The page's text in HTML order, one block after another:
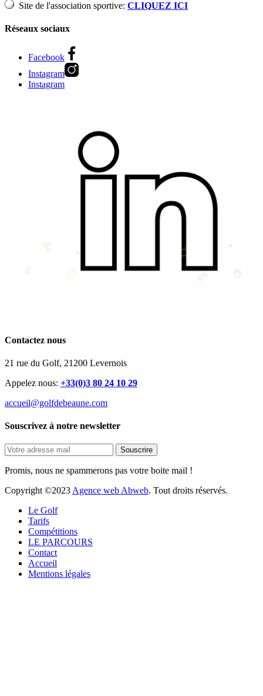
Site de l'association sportive: CLIQUEZ ICI
Réseaux sociaux
Facebook
Instagram
Instagram
Contactez nous
21 rue du Golf, 21200 Levernois
Appelez nous: +33(0)3 80 24 10 29
accueil@golfdebeaune.com
Souscrivez à notre newsletter
Promis, nous ne spammerons pas votre boite mail !
Copyright ©2023 Agence web Abweb. Tout droits réservés.
Le Golf
Tarifs
Compétitions
LE PARCOURS
Contact
Accueil
Mentions légales